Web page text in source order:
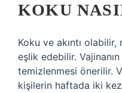
KOKU
Koku ve akıntı
eşlik edebilir. Vajinanın
temizlenmesi önerilir.
kişilerin haftada iki